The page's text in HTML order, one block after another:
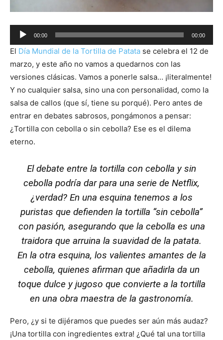
Audio
Player
00:00 00:00
El Día Mundial de la Tortilla de Patata se celebra el 12 de
marzo, y este año no vamos a quedarnos con las
versiones clásicas. Vamos a ponerle salsa… ¡literalmente!
Y no cualquier salsa, sino una con personalidad, como la
salsa de callos (que sí, tiene su porqué). Pero antes de
entrar en debates sabrosos, pongámonos a pensar:
¿Tortilla con cebolla o sin cebolla? Ese es el dilema
eterno.
El debate entre la tortilla con cebolla y sin
cebolla podría dar para una serie de Netflix,
¿verdad? En una esquina tenemos a los
puristas que defienden la tortilla “sin cebolla”
con pasión, asegurando que la cebolla es una
traidora que arruina la suavidad de la patata.
En la otra esquina, los valientes amantes de la
cebolla, quienes afirman que añadirla da un
toque dulce y jugoso que convierte a la tortilla
en una obra maestra de la gastronomía.
Pero, ¿y si te dijéramos que puedes ser aún más audaz?
¡Una tortilla con ingredientes extra! ¿Qué tal una tortilla